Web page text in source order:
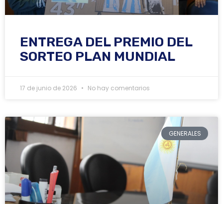
ENTREGA DEL PREMIO DEL
SORTEO PLAN MUNDIAL
17 de junio de 2026 No hay comentarios
GENERALES